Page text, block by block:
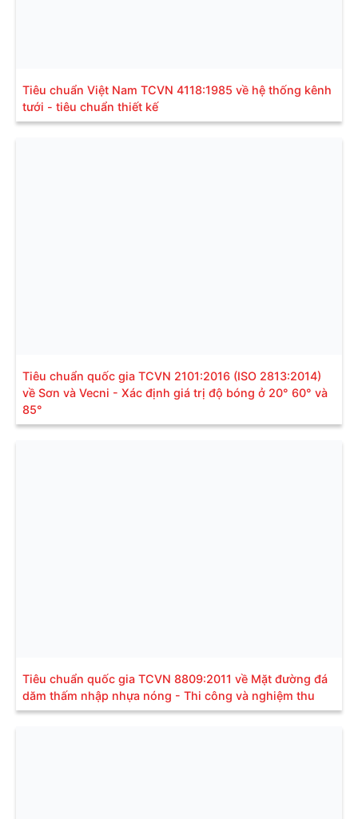
Tiêu chuẩn Việt Nam TCVN 4118:1985 về hệ thống kênh
tưới - tiêu chuẩn thiết kế
Tiêu chuẩn quốc gia TCVN 2101:2016 (ISO 2813:2014)
về Sơn và Vecni - Xác định giá trị độ bóng ở 20° 60° và
85°
Tiêu chuẩn quốc gia TCVN 8809:2011 về Mặt đường đá
dăm thấm nhập nhựa nóng - Thi công và nghiệm thu